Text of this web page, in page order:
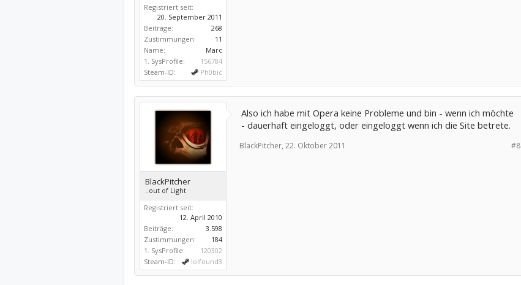
Registriert seit:
20. September 2011
Beiträge:
268
Zustimmungen:
11
Name:
Marc
1. SysProfile:
156784
Steam-ID:
Ph0bic
BlackPitcher
..out of Light
Registriert seit:
12. April 2010
Beiträge:
3.598
Zustimmungen:
184
1. SysProfile:
120302
Steam-ID:
lolfound3
Also ich habe mit Opera keine Probleme und bin - wenn ich möchte
- dauerhaft eingeloggt, oder eingeloggt wenn ich die Site betrete.
#8
BlackPitcher, 22. Oktober 2011